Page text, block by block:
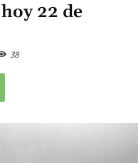
22 de
38